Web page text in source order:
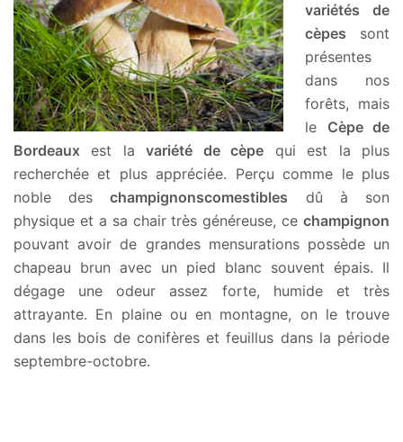
variétés de
cèpes sont
présentes
dans nos
forêts, mais
le Cèpe de
Bordeaux est lavariété de cèpe qui est la plus
recherchée et plus appréciée. Perçu comme le plus
noble deschampignonscomestibles dû à son
physique et a sa chair très généreuse, ce champignon
pouvant avoir de grandes mensurations possède un
chapeau brun avec un pied blanc souvent épais. Il
dégage une odeur assez forte, humide et très
attrayante. En plaine ou en montagne, on le trouve
dans les bois de conifères et feuillus dans la période
septembre-octobre.